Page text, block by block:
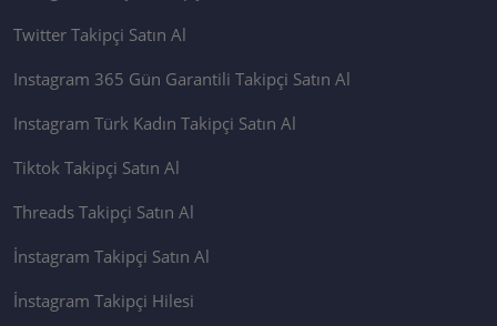
Twitter Takipçi Satın Al
Instagram 365 Gün Garantili Takipçi Satın Al
Instagram Türk Kadın Takipçi Satın Al
Tiktok Takipçi Satın Al
Threads Takipçi Satın Al
İnstagram Takipçi Satın Al
İnstagram Takipçi Hilesi